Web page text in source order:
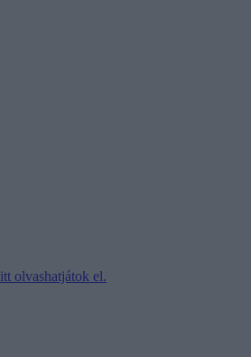
itt olvashatjátok el.